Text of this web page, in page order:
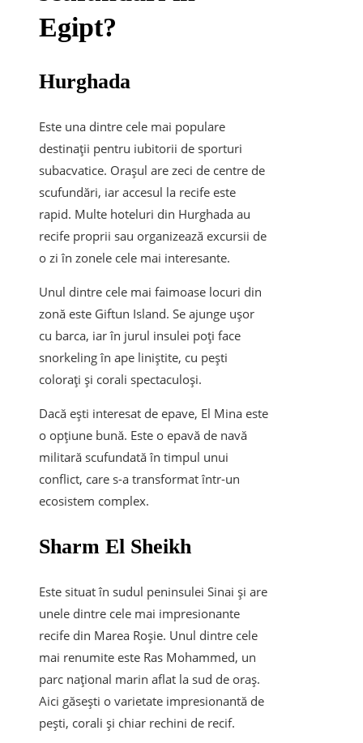
Egipt?
Hurghada
Este una dintre cele mai populare
destinații pentru iubitorii de sporturi
subacvatice. Orașul are zeci de centre de
scufundări, iar accesul la recife este
rapid. Multe hoteluri din Hurghada au
recife proprii sau organizează excursii de
o zi în zonele cele mai interesante.
Unul dintre cele mai faimoase locuri din
zonă este Giftun Island. Se ajunge ușor
cu barca, iar în jurul insulei poți face
snorkeling în ape liniștite, cu pești
colorați și corali spectaculoși.
Dacă ești interesat de epave, El Mina este
o opțiune bună. Este o epavă de navă
militară scufundată în timpul unui
conflict, care s-a transformat într-un
ecosistem complex.
Sharm El Sheikh
Este situat în sudul peninsulei Sinai și are
unele dintre cele mai impresionante
recife din Marea Roșie. Unul dintre cele
mai renumite este Ras Mohammed, un
parc național marin aflat la sud de oraș.
Aici găsești o varietate impresionantă de
pești, corali și chiar rechini de recif.